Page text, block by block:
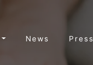
News Press